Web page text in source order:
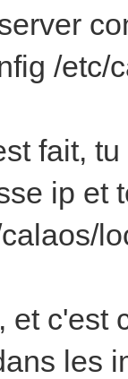
/etc/
fait,
ip et
et c'est
les